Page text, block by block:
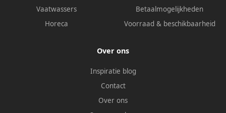
Vaatwassers
Horeca
Betaalmogelijkheden
Voorraad & beschikbaarheid
Over ons
Inspiratie blog
Contact
Over ons